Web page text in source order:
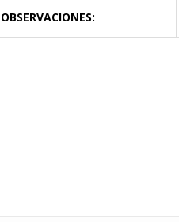
OBSERVACIONES: